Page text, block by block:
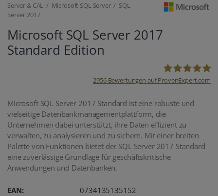
Server & CAL / Microsoft SQL Server / SQL
Server 2017
Microsoft SQL Server 2017
Standard Edition
oemhandel24
2956Bewertungen auf ProvenExpert.com
Microsoft SQL Server 2017 Standard ist eine robuste und
vielseitige Datenbankmanagementplattform, die
Unternehmen dabei unterstützt, ihre Daten effizient zu
verwalten, zu analysieren und zu sichern. Mit einer breiten
Palette von Funktionen bietet der SQL Server 2017 Standard
eine zuverlässige Grundlage für geschäftskritische
Anwendungen und Datenbanken.
EAN:
0734135135152